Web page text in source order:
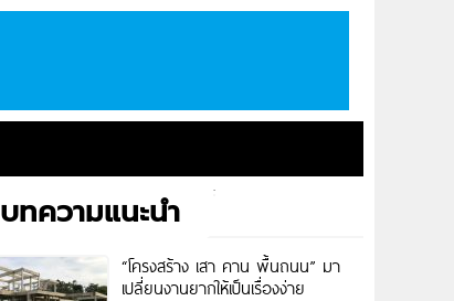
บทความแนะนำ
“โครงสร้าง เสา คาน พื้นถนน” มา
เปลี่ยนงานยากให้เป็นเรื่องง่าย